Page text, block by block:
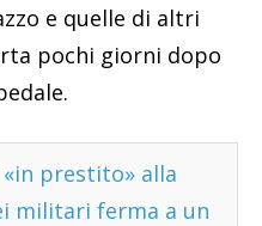
e quelle di altri
pochi giorni dopo
prestito» alla
militari ferma a un